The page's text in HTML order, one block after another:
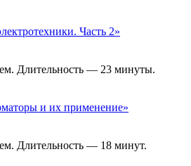
Часть 2»
Длительность — 23 минуты.
и их применение»
Длительность — 18 минут.